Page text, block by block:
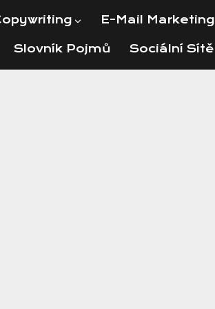
E-Mail Marketing
Slovník Pojmů Sociální Sítě